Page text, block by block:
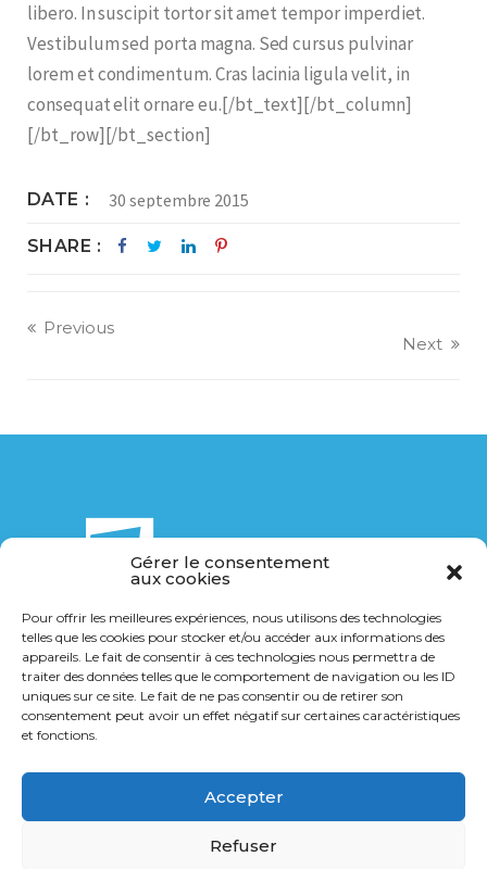
Gérer le consentement
aux cookies
Pour offrir les meilleures expériences, nous utilisons des technologies
telles que les cookies pour stocker et/ou accéder aux informations des
appareils. Le fait de consentir à ces technologies nous permettra de
traiter des données telles que le comportement de navigation ou les ID
uniques sur ce site. Le fait de ne pas consentir ou de retirer son
consentement peut avoir un effet négatif sur certaines caractéristiques
et fonctions.
Accepter
Refuser
libero. In suscipit tortor sit amet tempor imperdiet.
Vestibulum sed porta magna. Sed cursus pulvinar
lorem et condimentum. Cras lacinia ligula velit, in
consequat elit ornare eu.[/bt_text][/bt_column]
[/bt_row][/bt_section]
DATE 30 septembre 2015
SHARE
Previous
Next
14 Bis rue de la Breuchillière
21000 Dijon
contact@transports-gl.fr